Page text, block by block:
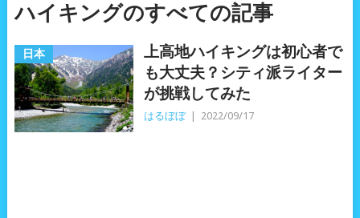
ハイキングのすべての記事
日本
上高地ハイキングは初心者で
も大丈夫？シティ派ライター
が挑戦してみた
はるぼぼ 2022/09/17